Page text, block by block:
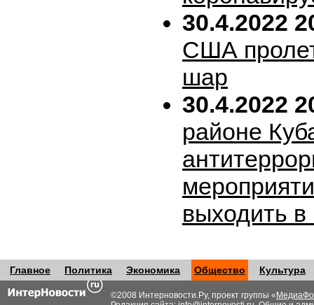
30.4.2022
США
шар
30.4.2022
районе
выходить
Главное Политика Экономика Общество Культура
©2008 Интерновости.Ру, проект группы «